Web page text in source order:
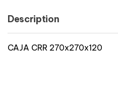
Description
CAJA CRR 270x270x120